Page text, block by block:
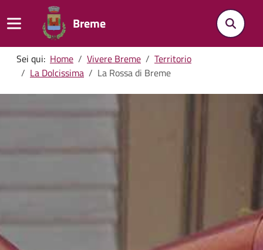
Breme
Sei qui: Home Vivere Breme
Territorio
La Dolcissima
La Rossa di Breme